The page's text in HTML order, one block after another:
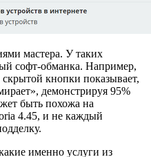
мастера. У таких
софт-обманка. Например,
кнопки показывает,
демонстрируя 95%
быть похожа на
4.45, и не каждый
именно услуги из